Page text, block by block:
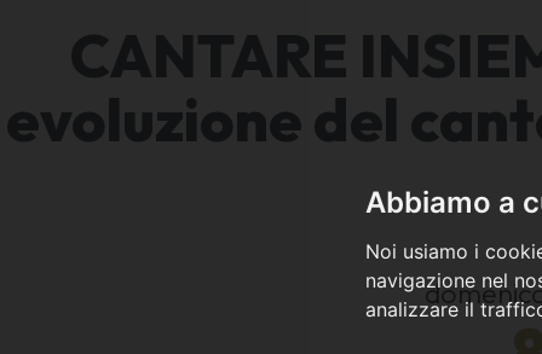
Abbiamo a
Noi usiamo i
navigazione nel
analizzare il
CANTARE
evoluzione del